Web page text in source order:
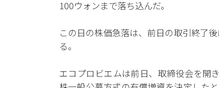
100ウォンまで落ち込んだ。
この日の株価急落は、前日の取引終了
る。
エコプロビエムは前日、取締役会を開